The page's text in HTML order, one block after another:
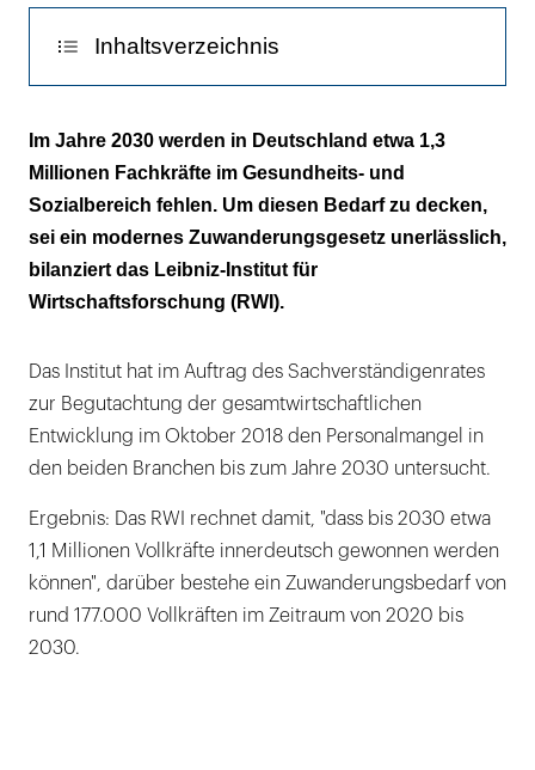
Inhaltsverzeichnis
Unerlässlich: ein modernes
Zuwanderungsgesetz
Gesundheitsberufe müssen generell
attraktiver werden
Im Jahre 2030 werden in Deutschland etwa 1,3
Millionen Fachkräfte im Gesundheits- und
Sozialbereich fehlen. Um diesen Bedarf zu decken,
sei ein modernes Zuwanderungsgesetz unerlässlich,
bilanziert das Leibniz-Institut für
Wirtschaftsforschung (RWI).
Das Institut hat im Auftrag des Sachverständigenrates
zur Begutachtung der gesamtwirtschaftlichen
Entwicklung im Oktober 2018 den Personalmangel in
den beiden Branchen bis zum Jahre 2030 untersucht.
Ergebnis: Das RWI rechnet damit, "dass bis 2030 etwa
1,1 Millionen Vollkräfte innerdeutsch gewonnen werden
können", darüber bestehe ein Zuwanderungsbedarf von
rund 177.000 Vollkräften im Zeitraum von 2020 bis
2030.